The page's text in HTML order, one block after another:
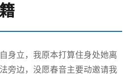
身立，我原本打算住身处她离
旁边，没愿春音主要动邀请我